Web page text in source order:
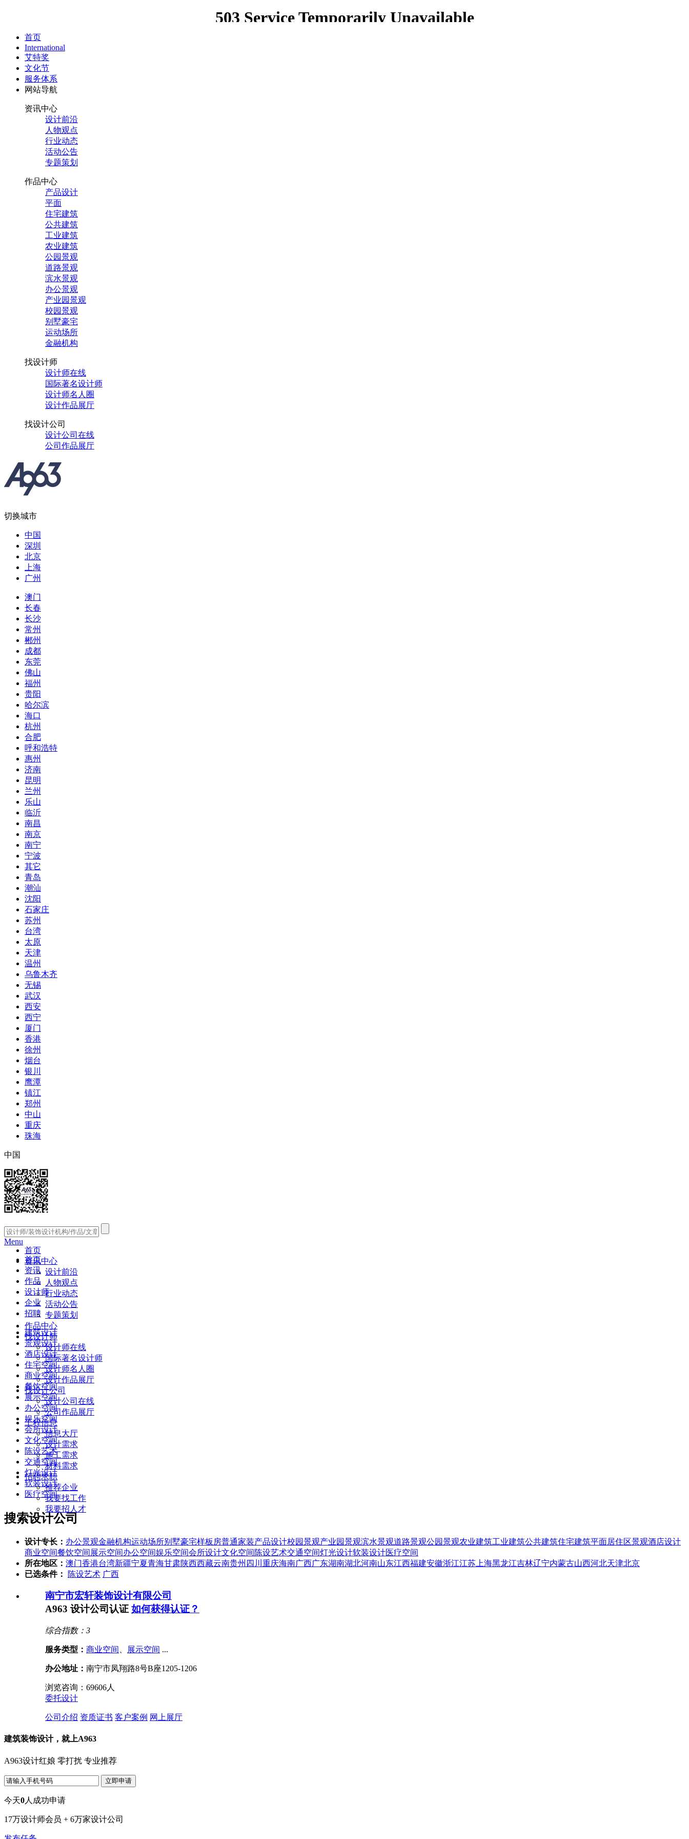
首页
International
艾特奖
文化节
服务体系
网站导航
资讯中心
设计前沿
人物观点
行业动态
活动公告
专题策划
作品中心
产品设计
平面
住宅建筑
公共建筑
工业建筑
农业建筑
公园景观
道路景观
滨水景观
办公景观
产业园景观
校园景观
别墅豪宅
运动场所
金融机构
找设计师
设计师在线
国际著名设计师
设计师名人圈
设计作品展厅
找设计公司
设计公司在线
公司作品展厅
切换城市
中国
深圳
北京
上海
广州
澳门
长春
长沙
常州
郴州
成都
东莞
佛山
福州
贵阳
哈尔滨
海口
杭州
合肥
呼和浩特
惠州
济南
昆明
兰州
乐山
临沂
南昌
南京
南宁
宁波
其它
青岛
潮汕
沈阳
石家庄
苏州
台湾
太原
天津
温州
乌鲁木齐
无锡
武汉
西安
西宁
厦门
香港
徐州
烟台
银川
鹰潭
镇江
郑州
中山
重庆
珠海
中国
首页
资讯中心
设计前沿
人物观点
行业动态
活动公告
专题策划
作品中心
找设计师
设计师在线
国际著名设计师
设计师名人圈
设计作品展厅
找设计公司
设计公司在线
公司作品展厅
工程信息
信息大厅
设计需求
施工需求
材料需求
招聘求职
推荐企业
我要找工作
我要招人才
Menu
首页
资讯
作品
设计师
企业
招聘
建筑设计
景观设计
酒店设计
住宅空间
商业空间
餐饮空间
展示空间
办公空间
娱乐空间
会所设计
文化空间
陈设艺术
交通空间
灯光设计
软装设计
医疗空间
搜索设计公司
设计专长： 办公景观金融机构运动场所别墅豪宅样板房普通家装产品设计校园景观产业园景观滨水景观道路景观公园景观农业建筑工业建筑公共建筑住宅建筑平面居住区景观酒店设计
商业空间餐饮空间 展示空间办公空间娱乐空间会所设计文化空间 陈设艺术交通空间灯光设计软装设计医疗空间
所在地区： 澳门香港台湾新疆宁夏青海甘肃陕西西藏云南贵州 四川 重庆海南广西广东湖南湖北河南山东江西福建安徽浙江江苏 上海黑龙江吉林辽宁内蒙古山西河北天津北京
已选条件：
陈设艺术 广西
南宁市宏轩装饰设计有限公司
A963 设计公司认证 如何获得认证？
综合指数：3
服务类型： 商业空间 展示空间 ...
办公地址： 南宁市凤翔路8号B座1205-1206
浏览咨询： 69606人
委托设计
公司介绍 资质证书 客户案例 网上展厅
建筑装饰设计，就上A963
A963设计红娘 零打扰 专业推荐
今天0人成功申请
17万设计师会员 + 6万家设计公司